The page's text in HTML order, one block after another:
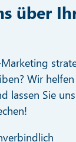
über
Wir
lassen Sie